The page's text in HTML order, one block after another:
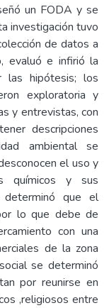
un FODA y se
investigación tuvo
de datos a
evaluó e infirió la
las hipótesis; los
exploratoria y
y entrevistas, con
descripciones
ambiental se
el uso y
químicos y sus
determinó que el
lo que debe de
con una
de la zona
se determinó
por reunirse en
,religiosos entre